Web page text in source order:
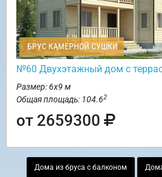
БРУС КАМЕРНОЙ СУШКИ
№60 Двухэтажный дом с
Размер: 6х9 м
Общая площадь: 104.62
от 2659300
Дома из бруса с балконом